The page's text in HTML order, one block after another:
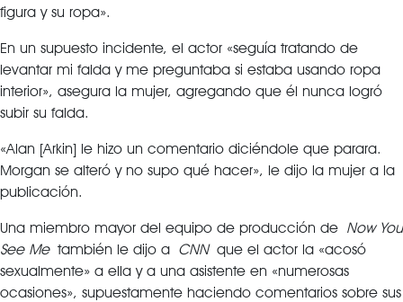
figura y su ropa».
En un supuesto incidente, el actor «seguía tratando de
levantar mi falda y me preguntaba si estaba usando ropa
interior», asegura la mujer, agregando que él nunca logró
subir su falda.
«Alan [Arkin] le hizo un comentario diciéndole que parara.
Morgan se alteró y no supo qué hacer», le dijo la mujer a la
publicación.
Una miembro mayor del equipo de producción de Now You
See Metambién le dijo a CNNque el actor la «acosó
sexualmente» a ella y a una asistente en «numerosas
ocasiones», supuestamente haciendo comentarios sobre sus